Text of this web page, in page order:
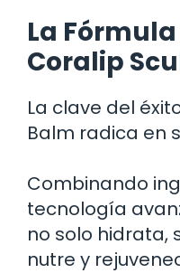
La
Coralip
La clave del
Balm radica en
Combinando
tecnología
no solo hidrata,
nutre y